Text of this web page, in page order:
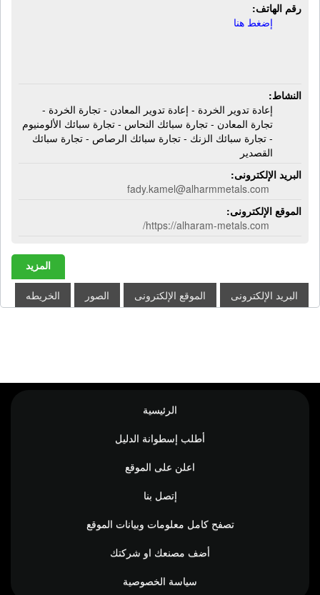
رقم الهاتف:
إضغط هنا
النشاط:
إعادة تدوير الخردة - إعادة تدوير المعادن - تجارة الخردة -
تجارة المعادن - تجارة سبائك النحاس - تجارة سبائك الألومنيوم
- تجارة سبائك الزنك - تجارة سبائك الرصاص - تجارة سبائك
القصدير
البريد الإلكترونى:
fady.kamel@alharmmetals.com
الموقع الإلكترونى:
https://alharam-metals.com/
المزيد
البريد الإلكترونى الموقع الإلكترونى الصور الخريطه
الرئيسية
أطلب إسطوانة الدليل
اعلن على الموقع
إتصل بنا
تصفح كامل معلومات وبيانات الموقع
أضف مصنعك او شركتك
سياسة الخصوصية